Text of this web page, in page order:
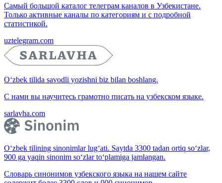
Самый большой каталог телеграм каналов в Узбекистане.
Только активные каналы по категориям и с подробной
статистикой.
uztelegram.com
O‘zbek tilida savodli yozishni biz bilan boshlang.
С нами вы научитесь грамотно писать на узбекском языке.
sarlavha.com
O‘zbek tilining sinonimlar lug‘ati. Saytda 3300 tadan ortiq so‘zlar,
900 ga yaqin sinonim so‘zlar to‘plamiga jamlangan.
Словарь синонимов узбекского языка на нашем сайте